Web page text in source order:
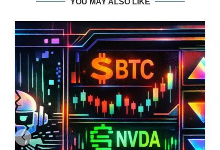
YOU MAY ALSO LIKE